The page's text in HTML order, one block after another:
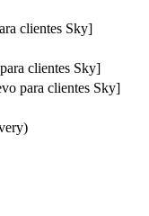
clientes Sky]
clientes Sky]
para clientes Sky]